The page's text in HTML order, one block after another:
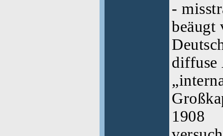
-
beäugt
diffuse
1908